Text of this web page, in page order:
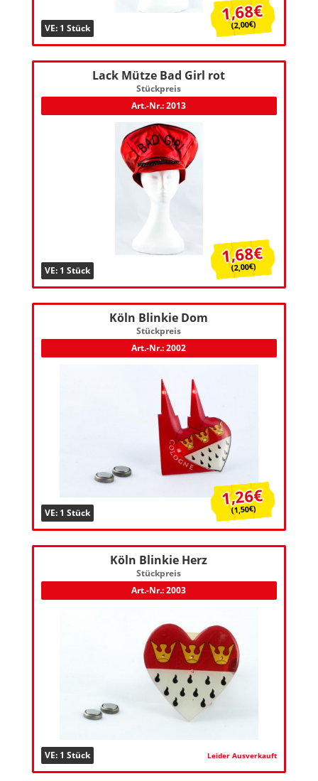
VE: 1 Stück
1,68€
(2,00€)
Lack Mütze Bad Girl rot
Stückpreis
Art.-Nr.: 2013
VE: 1 Stück
1,68€
(2,00€)
Köln Blinkie Dom
Stückpreis
Art.-Nr.: 2002
VE: 1 Stück
1,26€
(1,50€)
Köln Blinkie Herz
Stückpreis
Art.-Nr.: 2003
VE: 1 Stück Leider Ausverkauft